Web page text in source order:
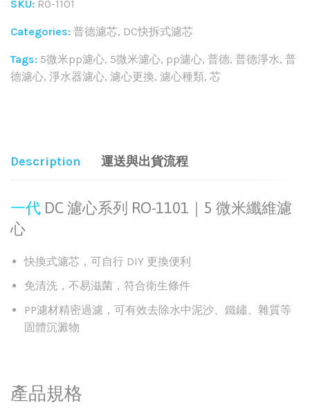
SKU: RO-1101
Categories: 普德濾芯, DC快拆式濾芯
Tags: 5微米pp濾心, 5微米濾心, pp濾心, 普德, 普德淨水, 普
德濾心, 淨水器濾心, 濾心更換, 濾心種類, 芯
Description 運送與出貨流程
一代 DC 濾心系列 RO-1101｜5 微米纖維濾
心
快換式濾芯，可自行 DIY 更換便利
免清洗，不易滋菌，符合衛生條件
PP濾材精密過濾，可有效去除水中泥沙、鐵鏽、雜質等
固體沉澱物
產品規格